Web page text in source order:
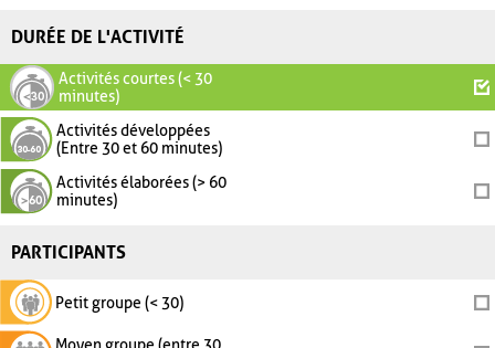
DURÉE DE L'ACTIVITÉ
Activités courtes (< 30
minutes)
Activités développées
(Entre 30 et 60 minutes)
Activités élaborées (> 60
minutes)
PARTICIPANTS
Petit groupe (< 30)
Moyen groupe (entre 30